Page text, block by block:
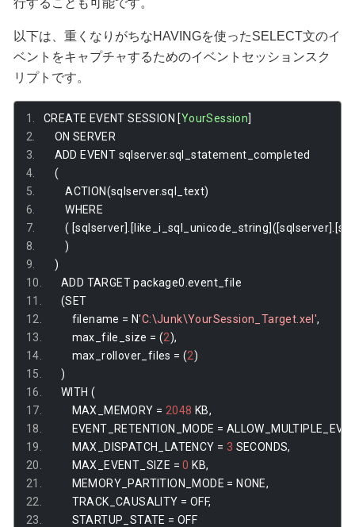
以下は、重くなりがちなHAVINGを使ったSELECT文のイ
ベントをキャプチャするためのイベントセッションスク
リプトです。
CREATE EVENT SESSION [YourSession]
    ON SERVER
    ADD EVENT sqlserver
.sql_statement_completed
(
        ACTION
(sqlserver.sql_text)
        WHERE
( [sqlserver].[like_i_sql_unicode_string]([sqlserver].[
)
)
    ADD TARGET package0
.event_file
(SET
        filename
= N'C:\Junk\YourSession_Target.xel',
        max_file_size
= (2),
        max_rollover_files
= (2)
)
    WITH
(
        MAX_MEMORY
= 2048 KB,
        EVENT_RETENTION_MODE
=
        MAX_DISPATCH_LATENCY
= 3 SECONDS,
        MAX_EVENT_SIZE
= 0 KB,
        MEMORY_PARTITION_MODE
= NONE,
        TRACK_CAUSALITY
= OFF,
        STARTUP_STATE
= OFF